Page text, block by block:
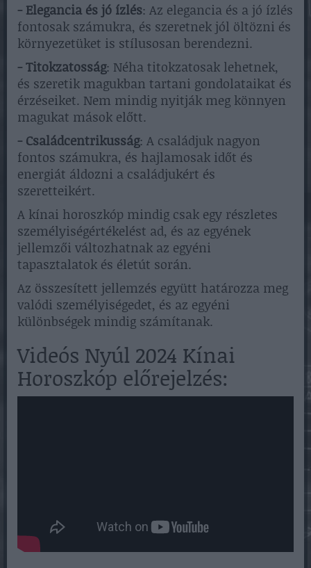
- Elegancia és jó ízlés: Az elegancia és a jó ízlés
fontosak számukra, és szeretnek jól öltözni és
környezetüket is stílusosan berendezni.
- Titokzatosság: Néha titokzatosak lehetnek,
és szeretik magukban tartani gondolataikat és
érzéseiket. Nem mindig nyitják meg könnyen
magukat mások előtt.
- Családcentrikusság: A családjuk nagyon
fontos számukra, és hajlamosak időt és
energiát áldozni a családjukért és
szeretteikért.
A kínai horoszkóp mindig csak egy részletes
személyiségértékelést ad, és az egyének
jellemzői változhatnak az egyéni
tapasztalatok és életút során.
Az összesített jellemzés együtt határozza meg
valódi személyiségedet, és az egyéni
különbségek mindig számítanak.
Videós Nyúl 2024 Kínai
Horoszkóp előrejelzés: